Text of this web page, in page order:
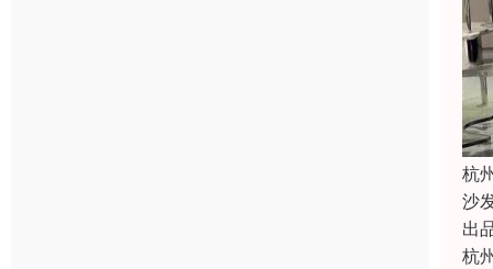
杭
沙
出
杭